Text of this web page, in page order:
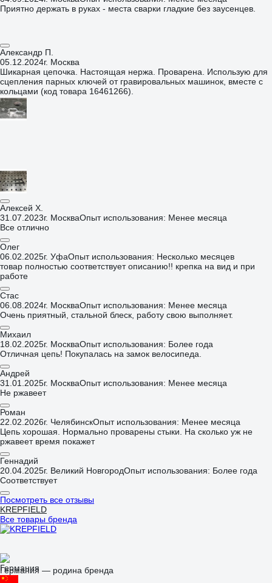
Приятно держать в руках - места сварки гладкие без заусенцев.
Александр П.
05.12.2024г. Москва
Шикарная цепочка. Настоящая нержа. Проварена. Использую для
сцепления парных ключей от гравировальных машинок, вместе с
кольцами (код товара 16461266).
Алексей Х.
31.07.2023г. МоскваОпыт использования: Менее месяца
Все отлично
Олег
06.02.2025г. УфаОпыт использования: Несколько месяцев
товар полностью соответствует описанию!! крепка на вид и при
работе
Стас
06.08.2024г. МоскваОпыт использования: Менее месяца
Очень приятный, стальной блеск, работу свою выполняет.
Михаил
18.02.2025г. МоскваОпыт использования: Более года
Отличная цепь! Покупалась на замок велосипеда.
Андрей
31.01.2025г. МоскваОпыт использования: Менее месяца
Не ржавеет
Роман
22.02.2026г. ЧелябинскОпыт использования: Менее месяца
Цепь хорошая. Нормально проварены стыки. На сколько уж не
ржавеет время покажет
Геннадий
20.04.2025г. Великий НовгородОпыт использования: Более года
Соответствует
Посмотреть все отзывы
KREPFIELD
Все товары бренда
Германия — родина бренда